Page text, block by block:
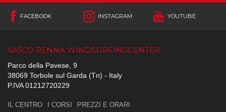
FACEBOOK INSTAGRAM YOUTUBE
VASCO RENNA WINDSURFINGCENTER
Parco della Pavese, 9
38069 Torbole sul Garda (Tn) - Italy
P.IVA 01212720229
IL CENTRO I CORSI
PREZZI E ORARI